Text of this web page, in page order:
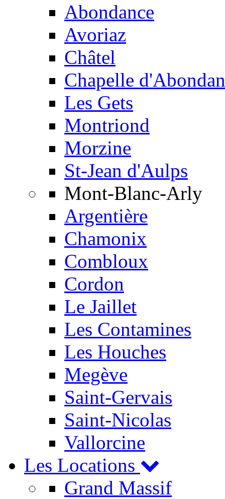
Abondance
Avoriaz
Châtel
Chapelle
Les Gets
Montriond
Morzine
St-Jean d'Aulps
Mont-Blanc-Arly
Argentière
Chamonix
Combloux
Cordon
Le Jaillet
Les Contamines
Les Houches
Megève
Saint-Gervais
Saint-Nicolas
Vallorcine
Les Locations
Grand Massif